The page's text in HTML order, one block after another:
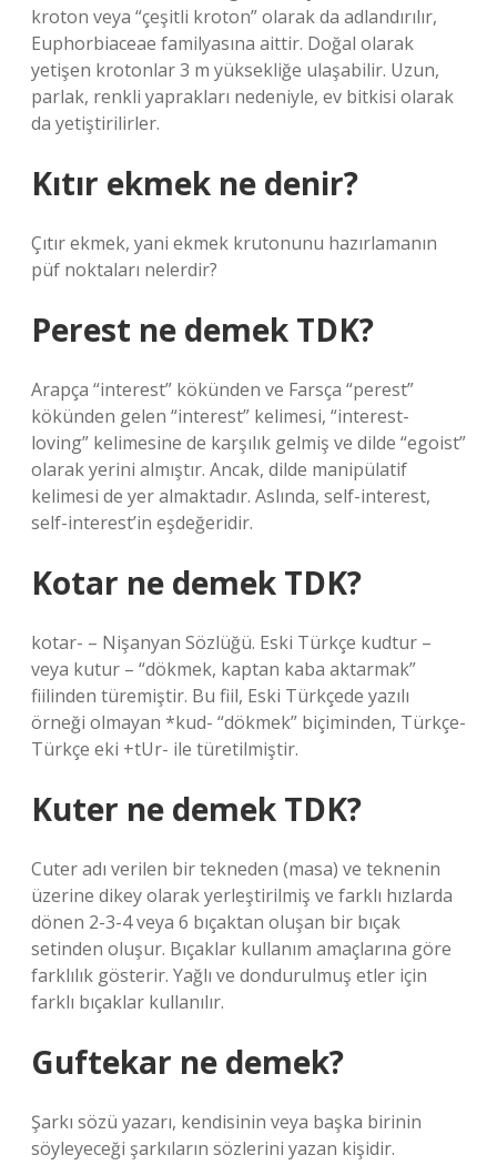
kroton veya “çeşitli kroton” olarak da adlandırılır,
Euphorbiaceae familyasına aittir. Doğal olarak
yetişen krotonlar 3 m yüksekliğe ulaşabilir. Uzun,
parlak, renkli yaprakları nedeniyle, ev bitkisi olarak
da yetiştirilirler.
Kıtır ekmek ne denir?
Çıtır ekmek, yani ekmek krutonunu hazırlamanın
püf noktaları nelerdir?
Perest ne demek TDK?
Arapça “interest” kökünden ve Farsça “perest”
kökünden gelen “interest” kelimesi, “interest-
loving” kelimesine de karşılık gelmiş ve dilde “egoist”
olarak yerini almıştır. Ancak, dilde manipülatif
kelimesi de yer almaktadır. Aslında, self-interest,
self-interest’in eşdeğeridir.
Kotar ne demek TDK?
kotar- – Nişanyan Sözlüğü. Eski Türkçe kudtur –
veya kutur – “dökmek, kaptan kaba aktarmak”
fiilinden türemiştir. Bu fiil, Eski Türkçede yazılı
örneği olmayan *kud- “dökmek” biçiminden, Türkçe-
Türkçe eki +tUr- ile türetilmiştir.
Kuter ne demek TDK?
Cuter adı verilen bir tekneden (masa) ve teknenin
üzerine dikey olarak yerleştirilmiş ve farklı hızlarda
dönen 2-3-4 veya 6 bıçaktan oluşan bir bıçak
setinden oluşur. Bıçaklar kullanım amaçlarına göre
farklılık gösterir. Yağlı ve dondurulmuş etler için
farklı bıçaklar kullanılır.
Guftekar ne demek?
Şarkı sözü yazarı, kendisinin veya başka birinin
söyleyeceği şarkıların sözlerini yazan kişidir.